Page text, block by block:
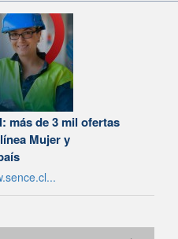
más de 3 mil ofertas
Mujer y